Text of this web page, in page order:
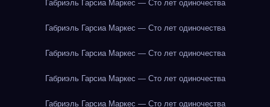
Габриэль Гарсиа Маркес — Сто лет одиночества
Габриэль Гарсиа Маркес — Сто лет одиночества
Габриэль Гарсиа Маркес — Сто лет одиночества
Габриэль Гарсиа Маркес — Сто лет одиночества
Габриэль Гарсиа Маркес — Сто лет одиночества